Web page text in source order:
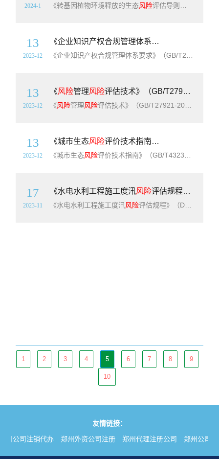
2024-1 《转基因植物环境释放的生态风险评估导则（试行）》（HJ1343-2023）【全文附高清无水印PDF版下载】英文名称：Guidelines on the ecological risk assessment of genetically modified plants for environmental release
13
2023-12
《企业知识产权合规管理体系要求》（GB/T29490-2023）【全文附高清PDF+Word版下载】
13
2023-12
《风险管理风险评估技术》（GB/T27921-2023）【全文附高清PDF+Word版下载】
《风险管理风险评估技术》（GB/T27921-2023）【全文附高清PDF+Word版下载】英文标准名称：Risk management-Risk assessment techniques简介：本文件为各种情况下
13
2023-12
《城市生态风险评价技术指南》（GB/T43236-2023）【全文附高清PDF+Word版下载】
《城市生态风险评价技术指南》（GB/T43236-2023）【全文附高清PDF+Word版下载】英文标准名称：Technical guideline for urban ecological risk evaluation简介：本文件提供了城市生态
17
2023-11
《水电水利工程施工度汛风险评估规程》（DL/T5307-2013）【全文附高清无水印PDF+DOC/Word版下载】
《水电水利工程施工度汛 风险评估规程》（DL/T5307-2013）【全文附高清无水印PDF+DOC/Word版下载】英文名称：Risk assessment code for flood control on construction of hydropower and water resources project简
1 2 3 4 5 6 7 8 9
10
友情链接：
州公司注销代办
郑州外资公司注册 郑州代理注册公司 郑州公司变